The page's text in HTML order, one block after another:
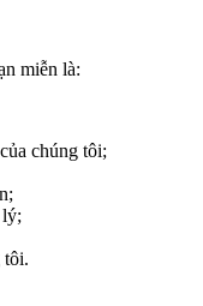
miễn là:
chúng tôi;
tôi.